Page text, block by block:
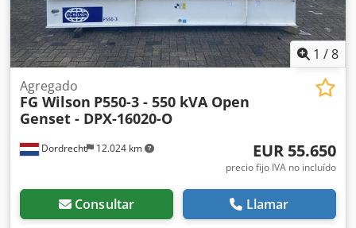
1 /8
Dordrecht 12.024 km
Agregado
FG Wilson P550-3 - 550 kVA Open
Genset - DPX-16020-O
EUR 55.650
precio fijo IVA no incluído
Consultar Llamar